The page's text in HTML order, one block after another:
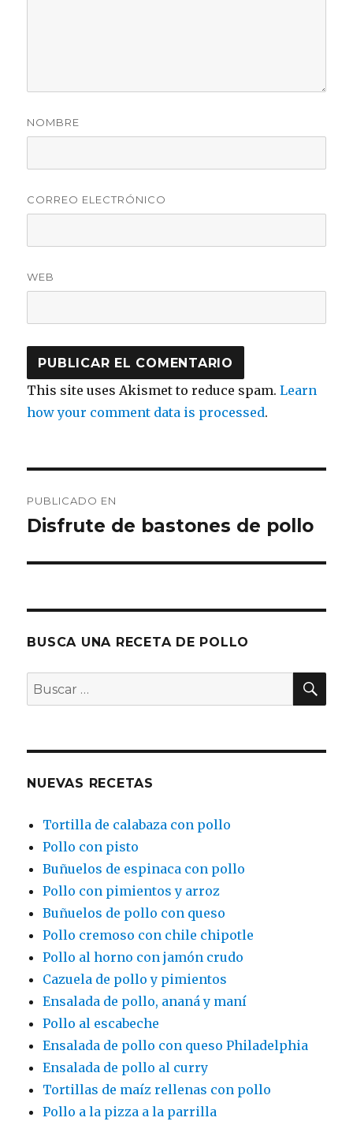
NOMBRE
CORREO ELECTRÓNICO
WEB
This site uses Akismet to reduce spam.Learn
how your comment data is processed.
de
PUBLICADO EN
Disfrute de bastones de pollo
BUSCA UNA RECETA DE POLLO
Buscar
por:
NUEVAS RECETAS
Tortilla de calabaza con pollo
Pollo con pisto
Buñuelos de espinaca con pollo
Pollo con pimientos y arroz
Buñuelos de pollo con queso
Pollo cremoso con chile chipotle
Pollo al horno con jamón crudo
Cazuela de pollo y pimientos
Ensalada de pollo, ananá y maní
Pollo al escabeche
Ensalada de pollo con queso Philadelphia
Ensalada de pollo al curry
Tortillas de maíz rellenas con pollo
Pollo a la pizza a la parrilla